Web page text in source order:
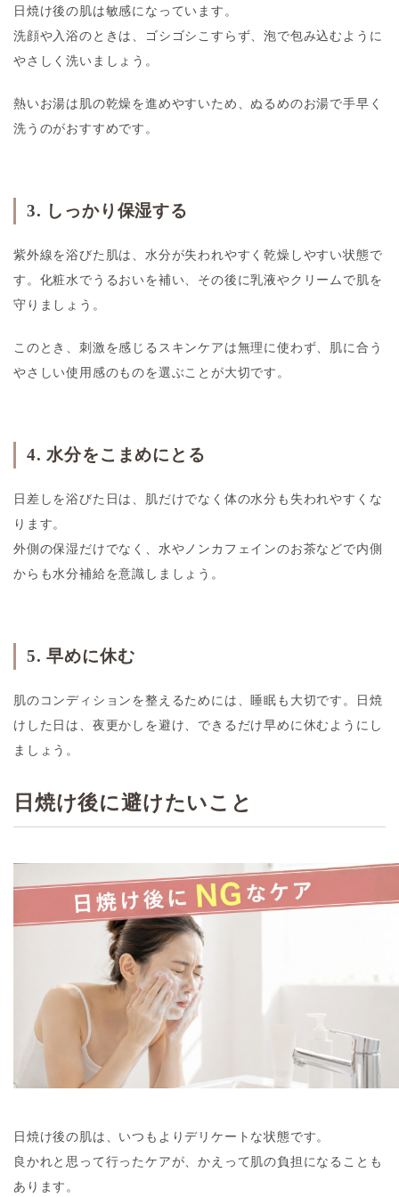
日焼け後の肌は敏感になっています。
洗顔や入浴のときは、ゴシゴシこすらず、泡で包み込むように
やさしく洗いましょう。
熱いお湯は肌の乾燥を進めやすいため、ぬるめのお湯で手早く
洗うのがおすすめです。
3. しっかり保湿する
紫外線を浴びた肌は、水分が失われやすく乾燥しやすい状態で
す。化粧水でうるおいを補い、その後に乳液やクリームで肌を
守りましょう。
このとき、刺激を感じるスキンケアは無理に使わず、肌に合う
やさしい使用感のものを選ぶことが大切です。
4. 水分をこまめにとる
日差しを浴びた日は、肌だけでなく体の水分も失われやすくな
ります。
外側の保湿だけでなく、水やノンカフェインのお茶などで内側
からも水分補給を意識しましょう。
5. 早めに休む
肌のコンディションを整えるためには、睡眠も大切です。日焼
けした日は、夜更かしを避け、できるだけ早めに休むようにし
ましょう。
日焼け後に避けたいこと
日焼け後の肌は、いつもよりデリケートな状態です。
良かれと思って行ったケアが、かえって肌の負担になることも
あります。